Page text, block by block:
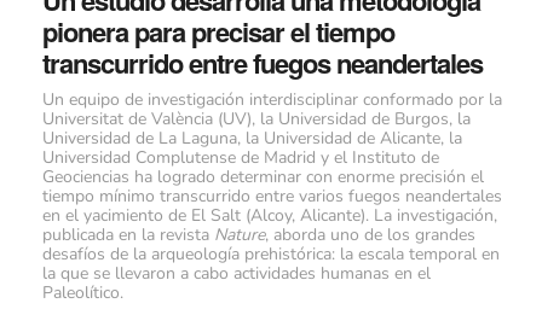
pionera para precisar el tiempo
transcurrido entre fuegos neandertales
Un equipo de investigación interdisciplinar conformado por la
Universitat de València (UV), la Universidad de Burgos, la
Universidad de La Laguna, la Universidad de Alicante, la
Universidad Complutense de Madrid y el Instituto de
Geociencias ha logrado determinar con enorme precisión el
tiempo mínimo transcurrido entre varios fuegos neandertales
en el yacimiento de El Salt (Alcoy, Alicante). La investigación,
publicada en la revista Nature, aborda uno de los grandes
desafíos de la arqueología prehistórica: la escala temporal en
la que se llevaron a cabo actividades humanas en el
Paleolítico.